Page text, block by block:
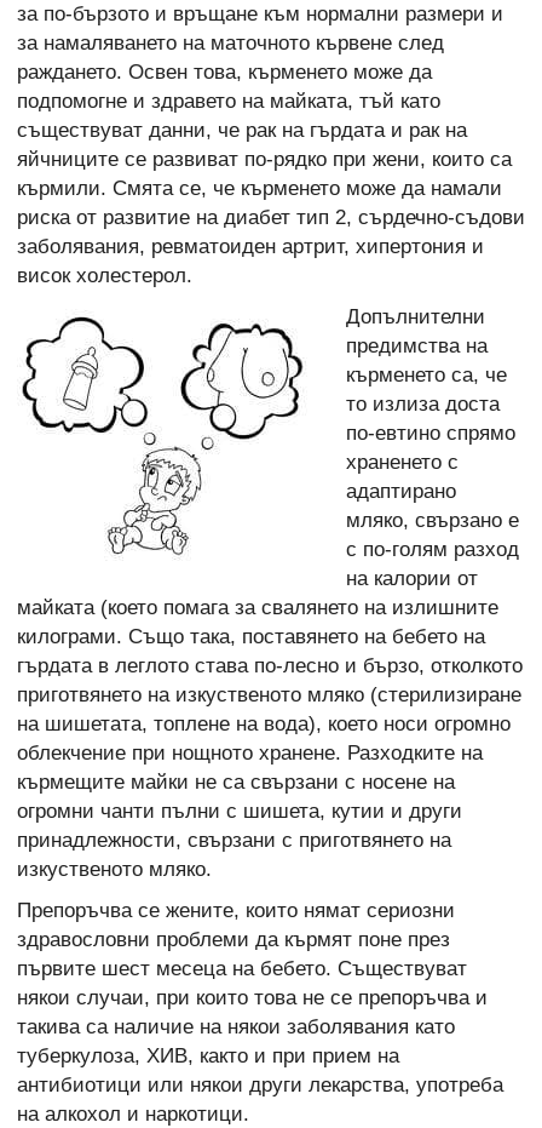
за по-бързото и връщане към нормални размери и
за намаляването на маточното кървене след
раждането. Освен това, кърменето може да
подпомогне и здравето на майката, тъй като
съществуват данни, че рак на гърдата и рак на
яйчниците се развиват по-рядко при жени, които са
кърмили. Смята се, че кърменето може да намали
риска от развитие на диабет тип 2, сърдечно-съдови
заболявания, ревматоиден артрит, хипертония и
висок холестерол.
Допълнителни
предимства на
кърменето са, че
то излиза доста
по-евтино спрямо
храненето с
адаптирано
мляко, свързано е
с по-голям разход
на калории от
майката (което помага за свалянето на излишните
килограми. Също така, поставянето на бебето на
гърдата в леглото става по-лесно и бързо, отколкото
приготвянето на изкуственото мляко (стерилизиране
на шишетата, топлене на вода), което носи огромно
облекчение при нощното хранене. Разходките на
кърмещите майки не са свързани с носене на
огромни чанти пълни с шишета, кутии и други
принадлежности, свързани с приготвянето на
изкуственото мляко.
Препоръчва се жените, които нямат сериозни
здравословни проблеми да кърмят поне през
първите шест месеца на бебето. Съществуват
някои случаи, при които това не се препоръчва и
такива са наличие на някои заболявания като
туберкулоза, ХИВ, както и при прием на
антибиотици или някои други лекарства, употреба
на алкохол и наркотици.